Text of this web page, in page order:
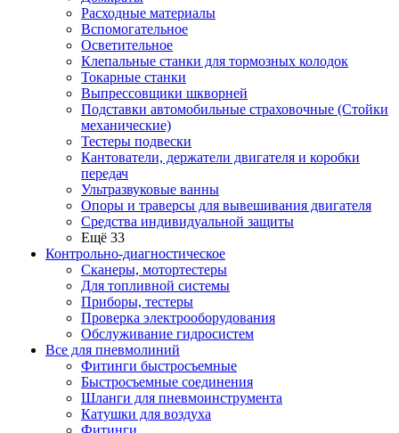
Расходные материалы
Вспомогательное
Осветительное
Клепальные станки для тормозных колодок
Токарные станки
Выпрессовщики шкворней
Подставки автомобильные страховочные (Стойки
механические)
Тестеры подвески
Кантователи, держатели двигателя и коробки
передач
Ультразвуковые ванны
Опоры и траверсы для вывешивания двигателя
Средства индивидуальной защиты
Ещё 33
Контрольно-диагностическое
Сканеры, мотортестеры
Для топливной системы
Приборы, тестеры
Проверка электрооборудования
Обслуживание гидросистем
Все для пневмолиний
Фитинги быстросъемные
Быстросъемные соединения
Шланги для пневмоинструмента
Катушки для воздуха
Фитинги